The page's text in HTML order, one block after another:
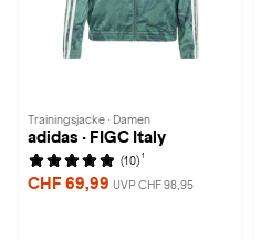
Trainingsjacke · Damen
adidas · FIGC Italy
(10) 1
CHF 69,99 UVP CHF 98,95